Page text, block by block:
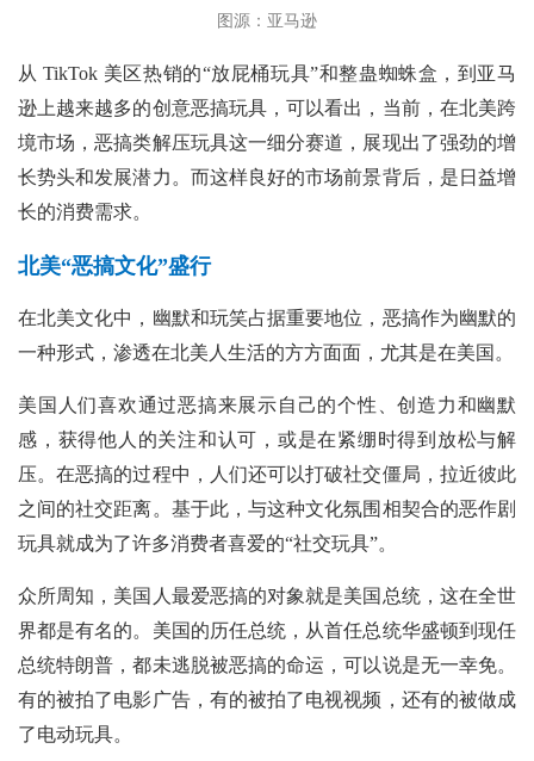
图源：亚马逊
从 TikTok 美区热销的“放屁桶玩具”和整蛊蜘蛛盒，到亚马
逊上越来越多的创意恶搞玩具，可以看出，当前，在北美跨
境市场，恶搞类解压玩具这一细分赛道，展现出了强劲的增
长势头和发展潜力。而这样良好的市场前景背后，是日益增
长的消费需求。
北美“恶搞文化”盛行
在北美文化中，幽默和玩笑占据重要地位，恶搞作为幽默的
一种形式，渗透在北美人生活的方方面面，尤其是在美国。
美国人们喜欢通过恶搞来展示自己的个性、创造力和幽默
感，获得他人的关注和认可，或是在紧绷时得到放松与解
压。在恶搞的过程中，人们还可以打破社交僵局，拉近彼此
之间的社交距离。基于此，与这种文化氛围相契合的恶作剧
玩具就成为了许多消费者喜爱的“社交玩具”。
众所周知，美国人最爱恶搞的对象就是美国总统，这在全世
界都是有名的。美国的历任总统，从首任总统华盛顿到现任
总统特朗普，都未逃脱被恶搞的命运，可以说是无一幸免。
有的被拍了电影广告，有的被拍了电视视频，还有的被做成
了电动玩具。